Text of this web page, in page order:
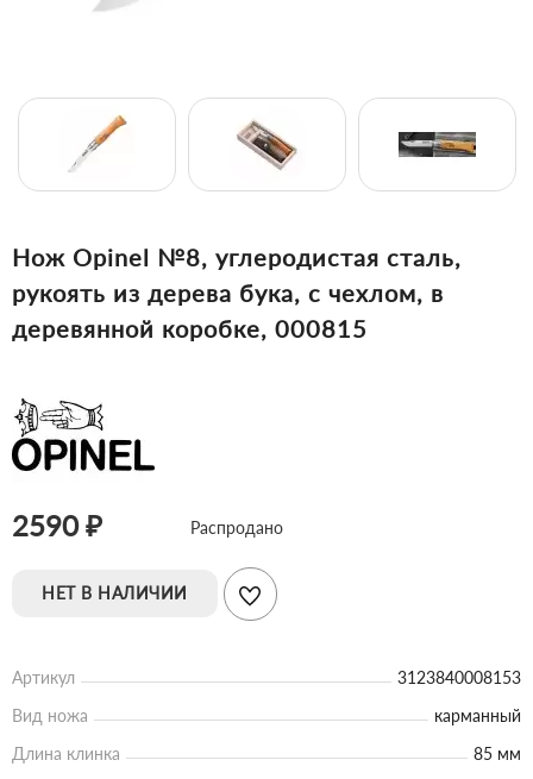
Нож Opinel №8, углеродистая сталь,
рукоять из дерева бука, с чехлом, в
деревянной коробке, 000815
2590 ₽ Распродано
НЕТ В НАЛИЧИИ
Артикул
3123840008153
Вид ножа
карманный
Длина клинка
85 мм